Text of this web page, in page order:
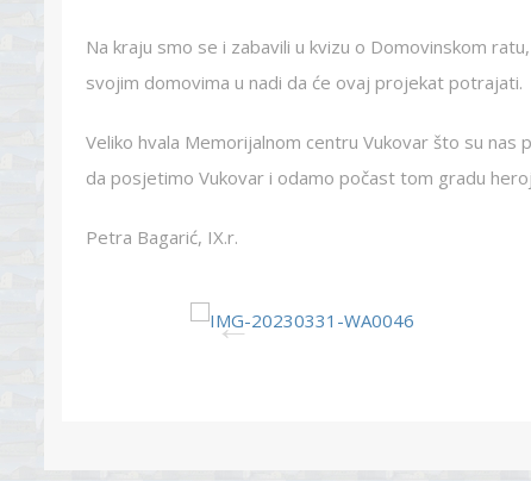
Na kraju smo se i zabavili u kvizu o Domovinskom
svojim domovima u nadi da će ovaj projekat potrajati.
Veliko hvala Memorijalnom centru Vukovar što su
da posjetimo Vukovar i odamo počast tom gradu
Petra Bagarić, IX.r.